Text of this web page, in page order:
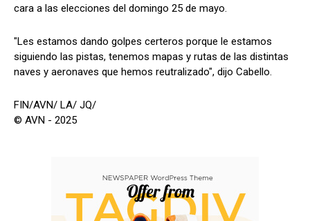
cara a las elecciones del domingo 25 de mayo.
"Les estamos dando golpes certeros porque le estamos
siguiendo las pistas, tenemos mapas y rutas de las distintas
naves y aeronaves que hemos reutralizado", dijo Cabello.
FIN/AVN/ LA/ JQ/
© AVN - 2025